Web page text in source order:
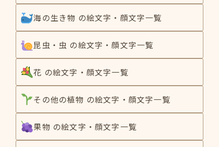
海の生き物 の絵文字・顔文字一覧
昆虫・虫 の絵文字・顔文字一覧
花 の絵文字・顔文字一覧
その他の植物 の絵文字・顔文字一覧
果物 の絵文字・顔文字一覧